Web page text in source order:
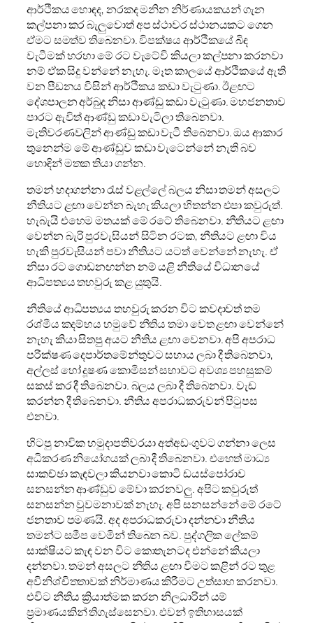
ආර්ථිකය හොඳද, නරකද මනින නිර්ණායකයන් ගැන
කල්පනා කර බැලුවොත් අප ස්ථාවර ස්ථානයකට ගෙන
ඒමට සමත්ව තිබෙනවා. විපක්ෂය ආර්ථිකයේ බිඳ
වැටීමක් හරහා මේ රට වැටේවි කියලා කල්පනා කරනවා
නම් ඒක සිදු වන්නේ නැහැ. මෑත කාලයේ ආර්ථිකයේ ඇති
වන පීඩනය විසින් ආර්ථිකය කඩා වැටුණා. ඊළඟට
දේශපාලන අර්බුද නිසා ආණ්ඩු කඩා වැටුණා. මහජනතාව
පාරට ඇවිත් ආණ්ඩු කඩා වැටිලා තිබෙනවා.
මැතිවරණවලින් ආණ්ඩු කඩා වැටී තිබෙනවා. ඔය ආකාර
තුනෙන්ම මේ ආණ්ඩුව කඩා වැටෙන්නේ නැති බව
හොඳින් මතක තියා ගන්න.
තමන් හදාගන්නා රැස් වළල්ලේ බලය නිසා තමන් අසලට
නීතියට ළඟා වෙන්න බැහැ කියලා හිතන්න එපා කවුරුත්.
හැබැයි එහෙම මතයක් මේ රටේ තිබෙනවා. නීතියට ළඟා
වෙන්න බැරි පුරවැසියන් සිටින රටක, නීතියට ළඟා විය
හැකි පුරවැසියන් පවා නීතියට යටත් වෙන්නේ නැහැ. ඒ
නිසා රට ගොඩනඟන්න නම් යළි නීතියේ විධානයේ
ආධිපත්‍යය තහවුරු කළ යුතුයි.
නීතියේ ආධිපත්‍යය තහවුරු කරන විට කවදාවත් තම
රශ්මීය කදම්භය හමුවේ නීතිය තමා වෙත ළඟා වෙන්නේ
නැහැ කියා සිතපු අයට නීතිය ළඟා වෙනවා. අපි අපරාධ
පරීක්ෂණ දෙපාර්තමේන්තුවට සහාය ලබා දී තිබෙනවා,
අල්ලස් හෝ දූෂණ කොමිසන් සභාවට අවශ්‍ය පහසුකම්
සකස් කර දී තිබෙනවා. බලය ලබා දී තිබෙනවා. වැඩ
කරන්න දී තිබෙනවා. නීතිය අපරාධකරුවන් පිටුපස
එනවා.
හිටපු නාවික හමුදාපතිවරයා අත්අඩංගුවට ගන්නා ලෙස
අධිකරණ නියෝගයක් ලබා දී තිබෙනවා. එහෙත් මාධ්‍ය
සාකච්ඡා කැඳවලා කියනවා කොටි ඩයස්පෝරාව
සනසන්න ආණ්ඩුව මේවා කරනවලු. අපිට කවුරුත්
සනසන්න වුවමනාවක් නැහැ. අපි සනසන්නේ මේ රටේ
ජනතාව පමණයි. අද අපරාධකරුවා දන්නවා නීතිය
තමන්ට සමීප වෙමින් තිබෙන බව. පුද්ගලික ලේකම්
සාක්ෂියට කැඳ වන විට කොතැනටද එන්නේ කියලා
දන්නවා. තමන් අසලට නීතිය ළඟා වීමට කළින් රට තුළ
අවිනිශ්චිතතාවක් නිර්මාණය කිරීමට උත්සාහ කරනවා.
එවිට නීතිය ක්‍රියාත්මක කරන නිලධාරින් යම්
ප්‍රමාණයකින් තිගැස්සෙනවා. එවන් ඉතිහාසයක්